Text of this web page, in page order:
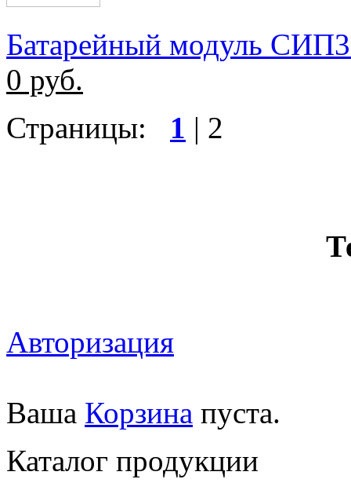
Батарейный модуль
0 руб.
Страницы: 1 | 2
Авторизация
Ваша Корзина пуста.
Каталог продукции